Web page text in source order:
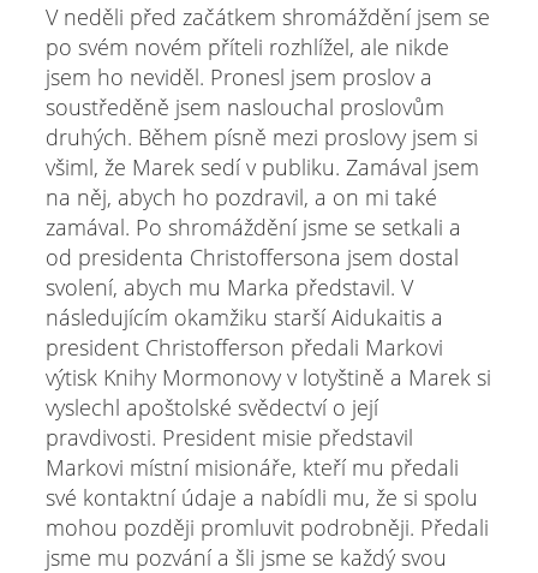
V neděli před začátkem shromáždění jsem se
po svém novém příteli rozhlížel, ale nikde
jsem ho neviděl. Pronesl jsem proslov a
soustředěně jsem naslouchal proslovům
druhých. Během písně mezi proslovy jsem si
všiml, že Marek sedí v publiku. Zamával jsem
na něj, abych ho pozdravil, a on mi také
zamával. Po shromáždění jsme se setkali a
od presidenta Christoffersona jsem dostal
svolení, abych mu Marka představil. V
následujícím okamžiku starší Aidukaitis a
president Christofferson předali Markovi
výtisk Knihy Mormonovy v lotyštině a Marek si
vyslechl apoštolské svědectví o její
pravdivosti. President misie představil
Markovi místní misionáře, kteří mu předali
své kontaktní údaje a nabídli mu, že si spolu
mohou později promluvit podrobněji. Předali
jsme mu pozvání a šli jsme se každý svou